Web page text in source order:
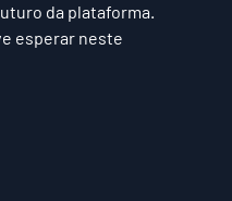
da plataforma.
esperar neste